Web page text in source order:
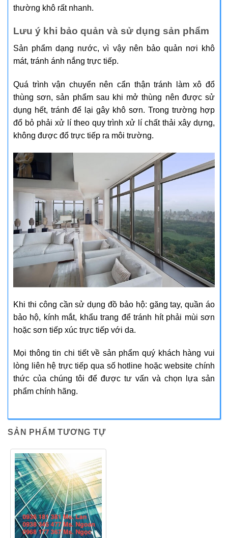
thường khô rất nhanh.
Lưu ý khi bảo quản và sử dụng sản phẩm
Sản phẩm dạng nước, vì vậy nên bảo quản nơi khô
mát, tránh ánh nắng trực tiếp.
Quá trình vận chuyển nên cẩn thận tránh làm xô đổ
thùng sơn, sản phẩm sau khi mở thùng nên được sử
dụng hết, tránh để lại gây khô sơn. Trong trường hợp
đổ bỏ phải xử lí theo quy trình xử lí chất thải xây dựng,
không được đổ trực tiếp ra môi trường.
Khi thi công cần sử dụng đồ bảo hộ: găng tay, quần áo
bảo hộ, kính mắt, khẩu trang để tránh hít phải mùi sơn
hoặc sơn tiếp xúc trực tiếp với da.
Mọi thông tin chi tiết về sản phẩm quý khách hàng vui
lòng liên hệ trực tiếp qua số hotline hoặc website chính
thức của chúng tôi để được tư vấn và chọn lựa sản
phẩm chính hãng.
SẢN PHẨM TƯƠNG TỰ